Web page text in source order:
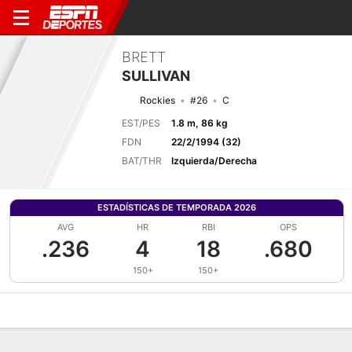
BRETT
SULLIVAN
Rockies #26
C
EST/PES
1.8 m, 86 kg
FDN
22/2/1994 (32)
BAT/THR
Izquierda/Derecha
ESTADÍSTICAS DE TEMPORADA 2026
AVG
.236
HR
4
150+
RBI
18
150+
OPS
.680